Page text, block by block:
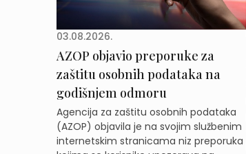
03.08.2026.
AZOP objavio preporuke za
zaštitu osobnih podataka na
godišnjem odmoru
Agencija za zaštitu osobnih podataka
(AZOP) objavila je na svojim službenim
internetskim stranicama niz preporuka